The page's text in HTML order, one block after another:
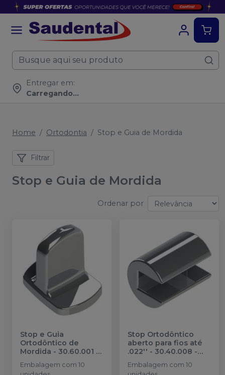
Entregar em:
Carregando...
Home Ortodontia Stop e Guia de Mordida
Filtrar
Stop e Guia de Mordida
Ordenar por
Stop e Guia
Ortodôntico de
Mordida - 30.60.001 -
MORELLI
Embalagem com 10
Stop Ortodôntico
aberto para fios até
.022'' - 30.40.008 -
MORELLI
Embalagem com 10